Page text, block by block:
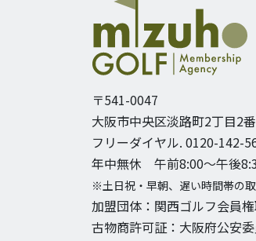
〒541-0047
大阪市中央区淡路町2丁目2
フリーダイヤル. 0120-142-
年中無休 午前8:00〜午後
※土日祝・早朝、遅い時間帯の
加盟団体：関西ゴルフ会員
古物商許可証：大阪府公安